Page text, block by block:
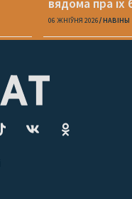
вядома пра іх
06 ЖНІЎНЯ 2026 НАВІНЫ